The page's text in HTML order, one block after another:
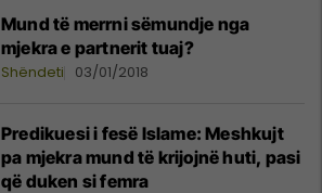
Mund të merrni sëmundje nga
mjekra e partnerit tuaj?
Shëndeti 03/01/2018
Predikuesi i fesë Islame: Meshkujt
pa mjekra mund të krijojnë huti, pasi
që duken si femra